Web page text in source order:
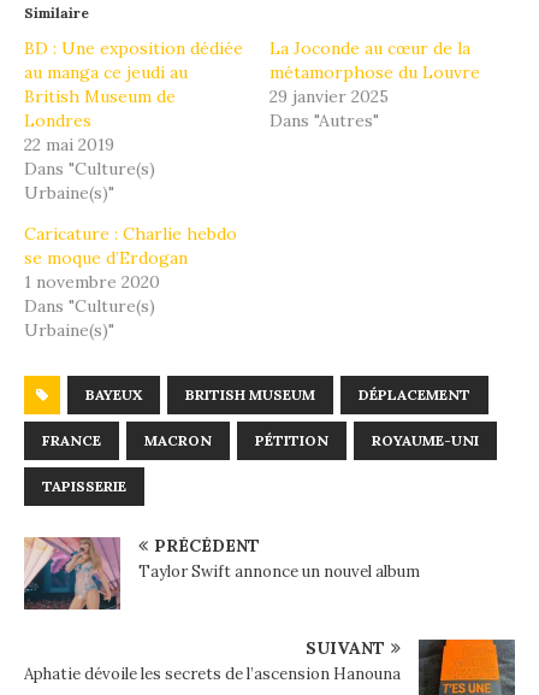
Similaire
BD : Une exposition dédiée
au manga ce jeudi au
British Museum de
Londres
22 mai 2019
Dans "Culture(s)
Urbaine(s)"
La Joconde au cœur de la
métamorphose du Louvre
29 janvier 2025
Dans "Autres"
Caricature : Charlie hebdo
se moque d’Erdogan
1 novembre 2020
Dans "Culture(s)
Urbaine(s)"
BAYEUX BRITISH MUSEUM DÉPLACEMENT
FRANCE MACRON PÉTITION ROYAUME-UNI
TAPISSERIE
PRÉCÉDENT
Taylor Swift annonce un nouvel album
SUIVANT
Aphatie dévoile les secrets de l’ascension Hanouna